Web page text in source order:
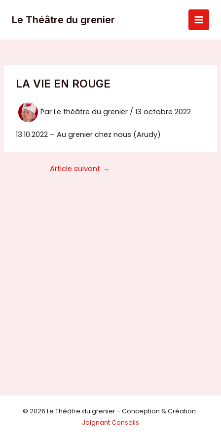
Le Théâtre du grenier
Main
LA VIE EN ROUGE
Par Le théâtre du grenier / 13 octobre 2022
13.10.2022 – Au grenier chez nous (Arudy)
Article suivant →
© 2026 Le Théâtre du grenier - Conception & Création :
Joignant Conseils